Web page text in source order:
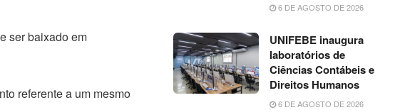
ser baixado em
referente a um mesmo
6 DE AGOSTO DE 2026
UNIFEBE inaugura
laboratórios de
Ciências Contábeis e
Direitos Humanos
6 DE AGOSTO DE 2026